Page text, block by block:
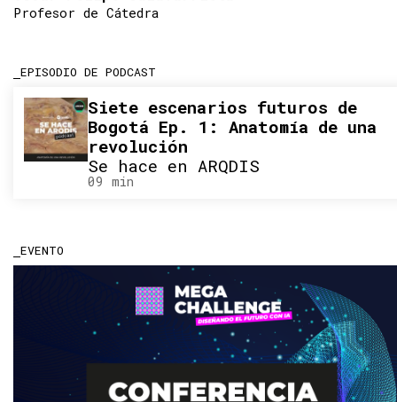
Profesor de Cátedra
EPISODIO DE PODCAST
Siete escenarios futuros de
Bogotá Ep. 1: Anatomía de una
revolución
Se hace en ARQDIS
09 min
EVENTO